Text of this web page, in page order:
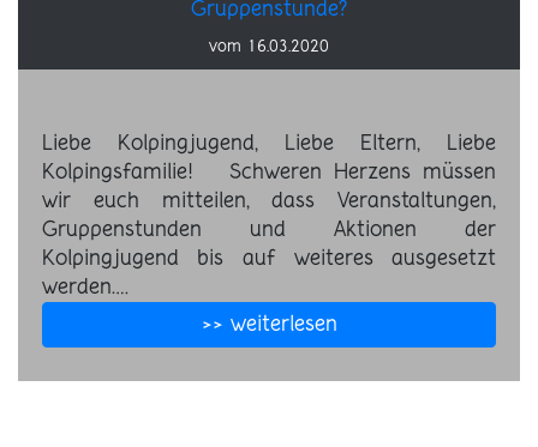
Gruppenstunde?
vom 16.03.2020
Liebe Kolpingjugend, Liebe Eltern, Liebe
Kolpingsfamilie! Schweren Herzens müssen
wir euch mitteilen, dass Veranstaltungen,
Gruppenstunden und Aktionen der
Kolpingjugend bis auf weiteres ausgesetzt
werden.…
>> weiterlesen